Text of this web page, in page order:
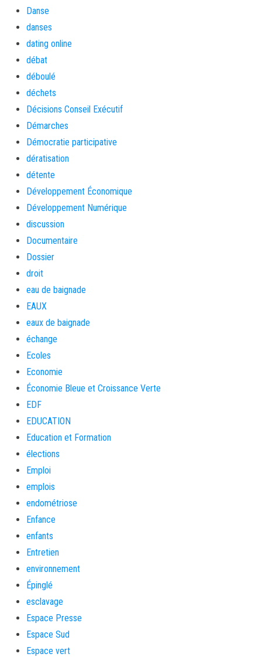
Danse
danses
dating online
débat
déboulé
déchets
Décisions Conseil Exécutif
Démarches
Démocratie participative
dératisation
détente
Développement Économique
Développement Numérique
discussion
Documentaire
Dossier
droit
eau de baignade
EAUX
eaux de baignade
échange
Ecoles
Economie
Économie Bleue et Croissance Verte
EDF
EDUCATION
Education et Formation
élections
Emploi
emplois
endométriose
Enfance
enfants
Entretien
environnement
Épinglé
esclavage
Espace Presse
Espace Sud
Espace vert